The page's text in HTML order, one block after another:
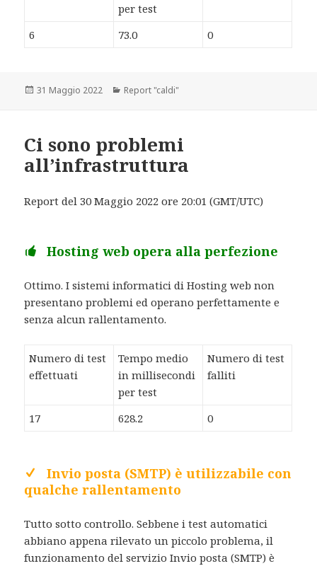
per test
6 73.0 0
Scritto
31 Maggio 2022 Categorie
Report "caldi"
Ci sono problemi
all’infrastruttura
Report del 30 Maggio 2022 ore 20:01 (GMT/UTC)
Hosting web opera alla perfezione
Ottimo. I sistemi informatici di Hosting web non
presentano problemi ed operano perfettamente e
senza alcun rallentamento.
Numero di test
effettuati
Tempo medio
in millisecondi
per test
Numero di test
falliti
17 628.2 0
Invio posta (SMTP) è utilizzabile con
qualche rallentamento
Tutto sotto controllo. Sebbene i test automatici
abbiano appena rilevato un piccolo problema, il
funzionamento del servizio Invio posta (SMTP) è